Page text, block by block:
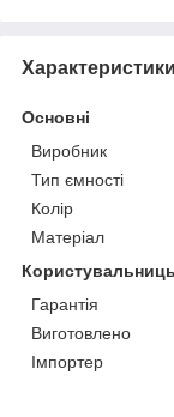
Характеристики
Основні
Виробник
Тип ємності
Колір
Матеріал
Гарантія
Виготовлено
Імпортер